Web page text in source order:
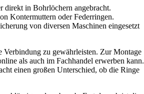
direkt in Bohrlöchern angebracht.
Kontermuttern oder Federringen.
von diversen Maschinen eingesetzt
Verbindung zu gewährleisten. Zur Montage
als auch im Fachhandel erwerben kann.
einen großen Unterschied, ob die Ringe